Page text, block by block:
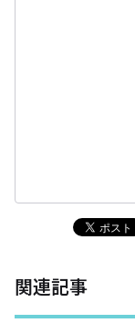
関連記事